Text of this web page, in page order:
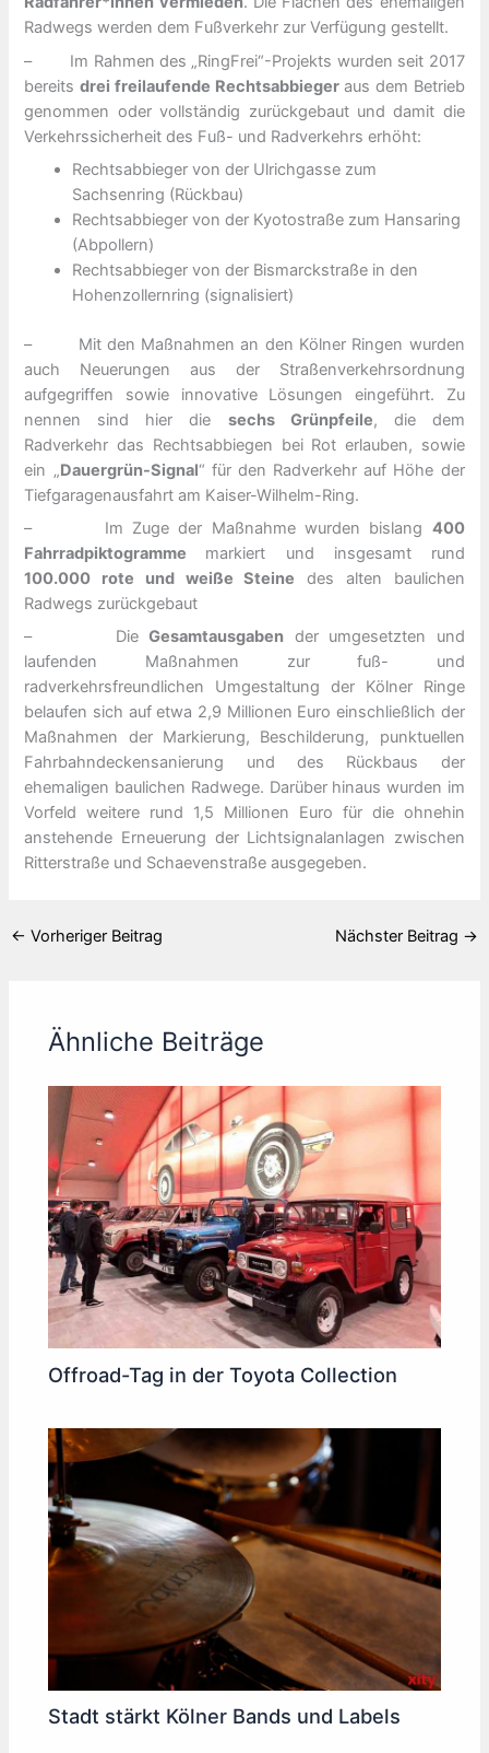
Radwegs werden dem Fußverkehr zur Verfügung gestellt.
– Im Rahmen des „RingFrei“-Projekts wurden seit 2017
bereitsdrei freilaufende Rechtsabbiegeraus dem Betrieb
genommen oder vollständig zurückgebaut und damit die
Verkehrssicherheit des Fuß- und Radverkehrs erhöht:
Rechtsabbieger von der Ulrichgasse zum
Sachsenring (Rückbau)
Rechtsabbieger von der Kyotostraße zum Hansaring
(Abpollern)
Rechtsabbieger von der Bismarckstraße in den
Hohenzollernring (signalisiert)
– Mit den Maßnahmen an den Kölner Ringen wurden
auch Neuerungen aus der Straßenverkehrsordnung
aufgegriffen sowie innovative Lösungen eingeführt. Zu
nennen sind hier die sechs Grünpfeile, die dem
Radverkehr das Rechtsabbiegen bei Rot erlauben, sowie
ein „Dauergrün-Signal“ für den Radverkehr auf Höhe der
Tiefgaragenausfahrt am Kaiser-Wilhelm-Ring.
– Im Zuge der Maßnahme wurden bislang 400
Fahrradpiktogramme markiert und insgesamt rund
100.000 rote und weiße Steine des alten baulichen
Radwegs zurückgebaut
– DieGesamtausgaben der umgesetzten und
laufenden Maßnahmen zur fuß- und
radverkehrsfreundlichen Umgestaltung der Kölner Ringe
belaufen sich auf etwa 2,9 Millionen Euro einschließlich der
Maßnahmen der Markierung, Beschilderung, punktuellen
Fahrbahndeckensanierung und des Rückbaus der
ehemaligen baulichen Radwege. Darüber hinaus wurden im
Vorfeld weitere rund 1,5 Millionen Euro für die ohnehin
anstehende Erneuerung der Lichtsignalanlagen zwischen
Ritterstraße und Schaevenstraße ausgegeben.
← Vorheriger Beitrag Nächster Beitrag →
Ähnliche Beiträge
Offroad-Tag in der Toyota Collection
Stadt stärkt Kölner Bands und Labels